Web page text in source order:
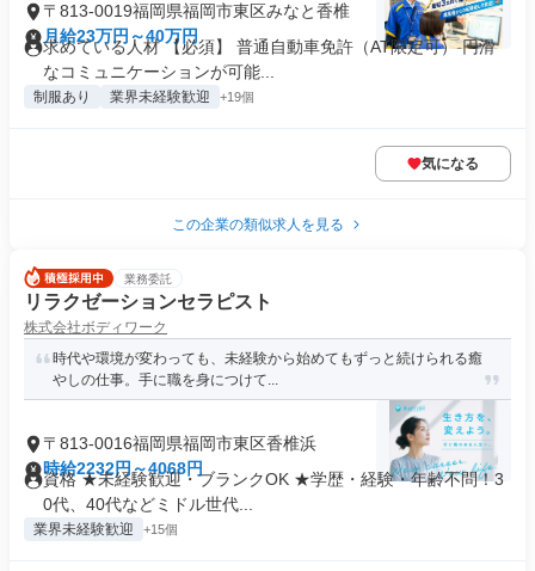
〒813-0019福岡県福岡市東区みなと香椎
月給23万円～40万円
求めている人材 【必須】 普通自動車免許（AT限定可） 円滑
なコミュニケーションが可能...
制服あり 業界未経験歓迎 +19個
気になる
この企業の類似求人を見る
業務委託
リラクゼーションセラピスト
株式会社ボディワーク
時代や環境が変わっても、未経験から始めてもずっと続けられる癒
やしの仕事。手に職を身につけて...
〒813-0016福岡県福岡市東区香椎浜
時給2232円～4068円
資格 ★未経験歓迎・ブランクOK ★学歴・経験・年齢不問！3
0代、40代などミドル世代...
業界未経験歓迎 +15個